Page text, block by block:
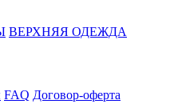
ВЕРХНЯЯ ОДЕЖДА
FAQ Договор-оферта